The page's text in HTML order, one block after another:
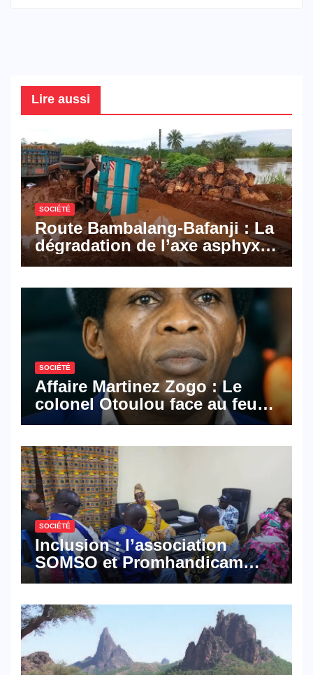
Lire aussi
SOCIÉTÉ
Route Bambalang-Bafanji : La
dégradation de l’axe asphyxie
les activités économiques
SOCIÉTÉ
Affaire Martinez Zogo : Le
colonel Otoulou face au feu
croisé des avocats de la
SOCIÉTÉ
Inclusion : l’association
SOMSO et Promhandicam
militent en faveur d’une
hôtellerie-restauration